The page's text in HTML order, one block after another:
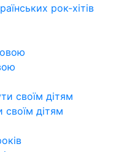
своїм дітям